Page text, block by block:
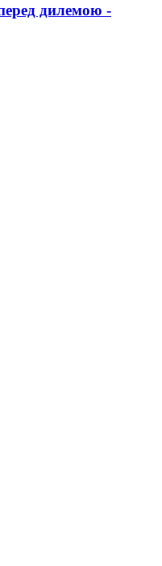
дилемою -